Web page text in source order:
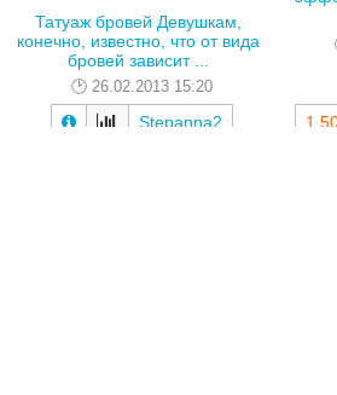
Татуаж бровей Девушкам,
конечно, известно, что от вида
бровей зависит ...